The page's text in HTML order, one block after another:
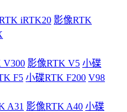
iRTK20 影像RTK
V300 影像RTK V5 小碟
F5 小碟RTK F200 V98
A31 影像RTK A40 小碟